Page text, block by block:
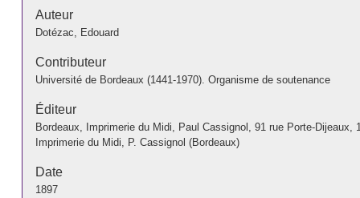
Auteur
Dotézac, Edouard
Contributeur
Université de Bordeaux (1441-1970). Organisme de soutenance
Éditeur
Bordeaux, Imprimerie du Midi, Paul Cassignol, 91 rue Porte-Dijeaux,
Imprimerie du Midi, P. Cassignol (Bordeaux)
Date
1897